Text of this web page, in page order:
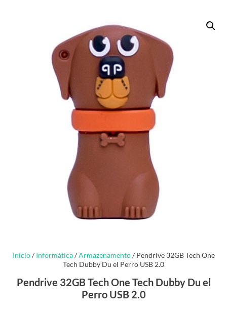
Início/ Informática/Armazenamento/ Pendrive 32GB Tech One
Tech Dubby Du el Perro USB 2.0
Pendrive 32GB Tech One Tech Dubby Du el
Perro USB 2.0